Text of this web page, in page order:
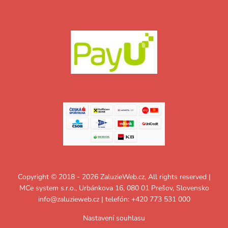
Copyright © 2018 - 2026 ZaluzieWeb.cz, All rights reserved |
MCe system s.r.o., Urbánkova 16, 080 01 Prešov, Slovensko
info@zaluzieweb.cz| telefón: +420 773 531 000
Nastavení souhlasu